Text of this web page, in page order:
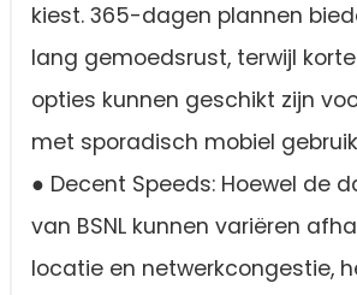
kiest. 365-dagen plannen
lang gemoedsrust, terwijl
opties kunnen geschikt zijn
met sporadisch mobiel
● Decent Speeds: Hoewel de
van BSNL kunnen variëren
locatie en netwerkcongestie,